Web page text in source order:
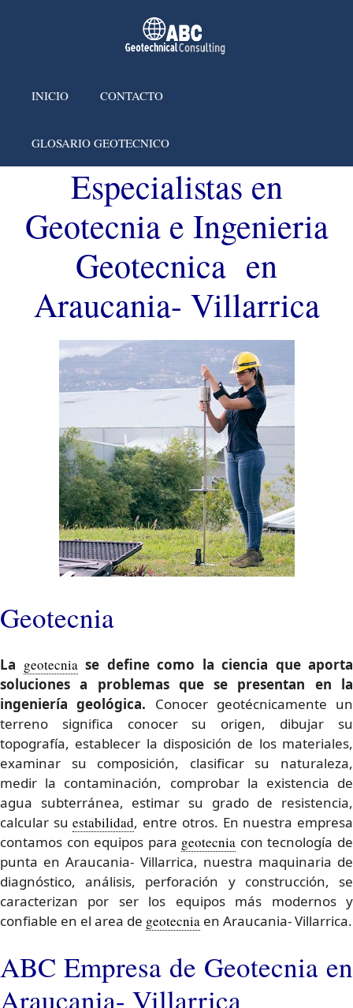
INICIO CONTACTO
GLOSARIO GEOTECNICO
Especialistas en
Geotecnia e Ingenieria
Geotecnica en
Araucania- Villarrica
Geotecnia
La geotecnia se define como la ciencia que aporta
soluciones a problemas que se presentan en la
ingeniería geológica. Conocer geotécnicamente un
terreno significa conocer su origen, dibujar su
topografía, establecer la disposición de los materiales,
examinar su composición, clasificar su naturaleza,
medir la contaminación, comprobar la existencia de
agua subterránea, estimar su grado de resistencia,
calcular suestabilidad, entre otros. En nuestra empresa
contamos con equipos para geotecnia con tecnología de
punta en Araucania- Villarrica, nuestra maquinaria de
diagnóstico, análisis, perforación y construcción, se
caracterizan por ser los equipos más modernos y
confiable en el area de geotecnia en Araucania- Villarrica.
ABC Empresa de Geotecnia en
Araucania- Villarrica